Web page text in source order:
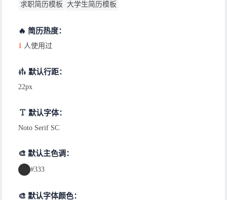
求职简历模板 大学生简历模板
🔥 简历热度：
1 人使用过
默认行距：
22px
默认字体：
Noto Serif SC
🎨 默认主色调：
#333
🎨 默认字体颜色：